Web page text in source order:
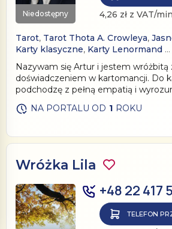
Niedostępny 4,26 zł z VAT/
Tarot, Tarot Thota A. Crowleya,
Karty klasyczne, Karty Lenormand …
Nazywam się Artur i jestem
doświadczeniem w kartomancji. Do
podchodzę z pełną empatią i
NA PORTALU OD 1 ROKU
Wróżka Lila
+48 22 417
TELEFON